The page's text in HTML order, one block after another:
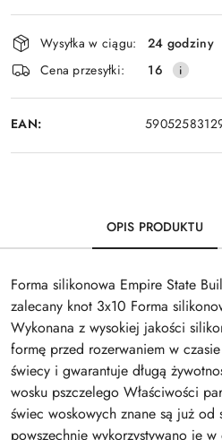
Wyślij
Dostępność
i
dostawa
Wysyłka w ciągu:
24 godziny
Cena przesyłki:
16
EAN:
OPIS PRODUKTU
Forma silikonowa Empire State
zalecany knot 3x10 Forma
Wykonana z wysokiej jakości
formę przed rozerwaniem w
świecy i gwarantuje długą
wosku pszczelego Właściwości
świec woskowych znane są już od
powszechnie wykorzystywano je